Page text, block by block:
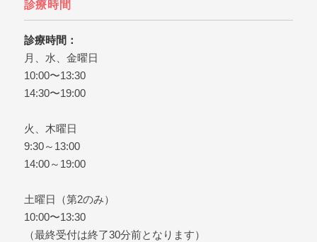
診療時間
診療時間：
月、水、金曜日
10:00〜13:30
14:30〜19:00
火、木曜日
9:30～13:00
14:00～19:00
土曜日（第2のみ）
10:00〜13:30
（最終受付は終了30分前となります）